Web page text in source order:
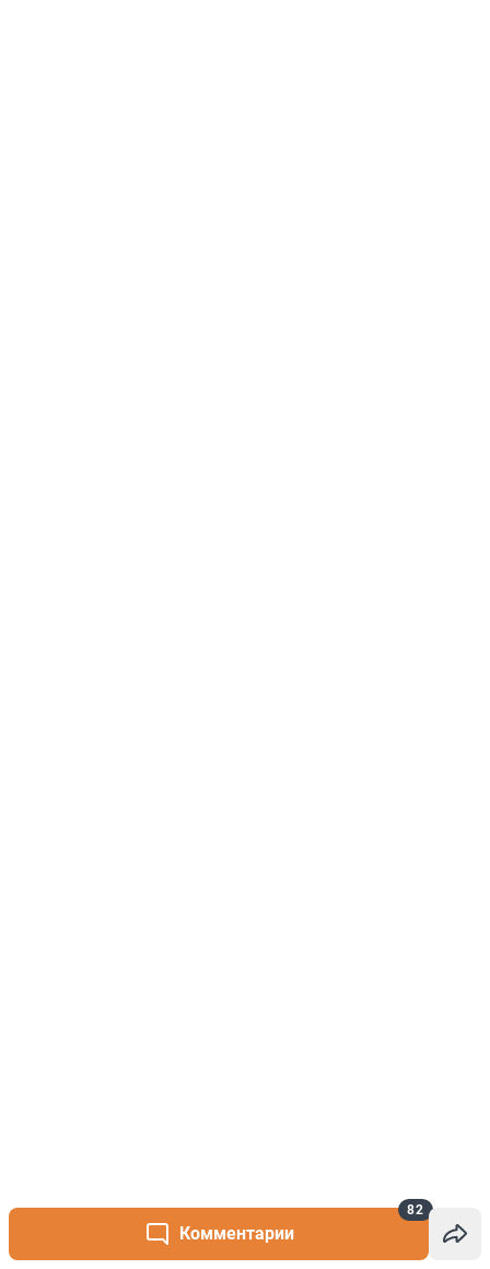
Комментарии
82